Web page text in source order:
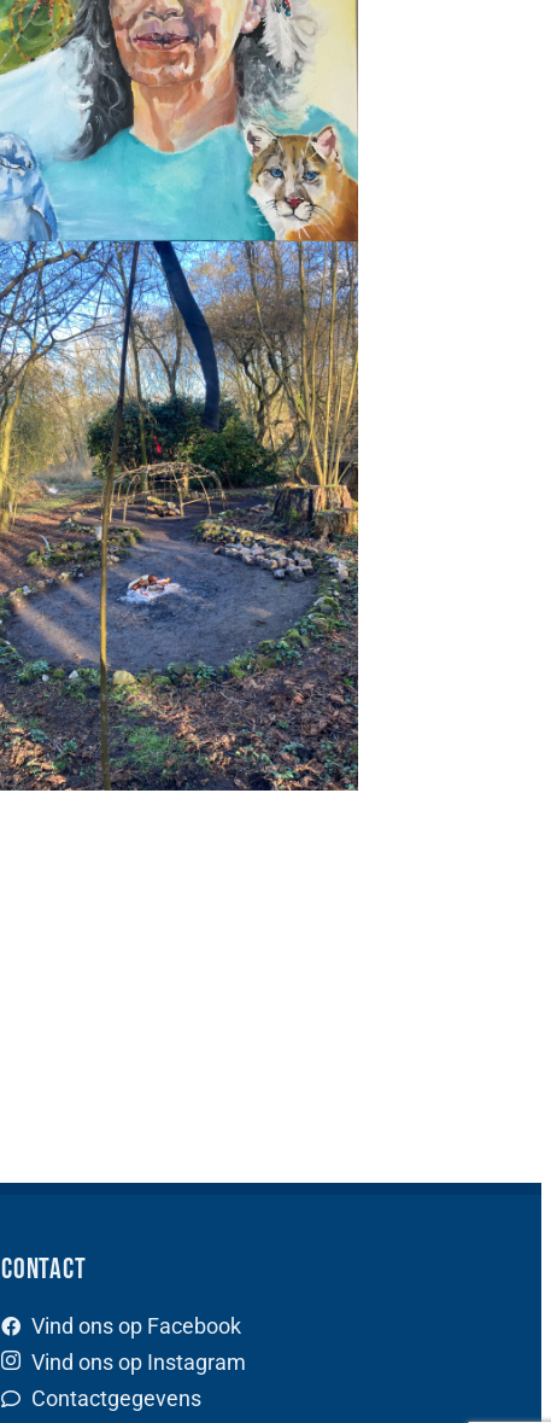
Contact
Vind ons op Facebook
Vind ons op Instagram
Contactgegevens